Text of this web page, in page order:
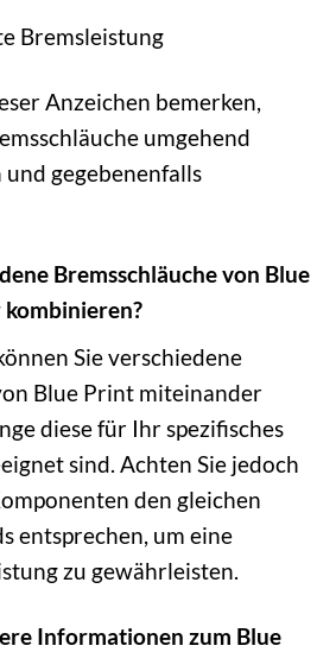
Bremsleistung
Anzeichen bemerken,
umgehend
gegebenenfalls
Bremsschläuche von Blue
Sie verschiedene
Blue Print miteinander
diese für Ihr spezifisches
sind. Achten Sie jedoch
den gleichen
entsprechen, um eine
zu gewährleisten.
Informationen zum Blue